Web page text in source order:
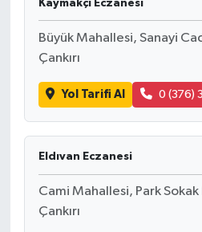
Kaymakçı Eczanesi
Büyük Mahallesi, Sanayi
Çankırı
Yol Tarifi Al 0 (376)
Eldıvan Eczanesi
Cami Mahallesi, Park
Çankırı